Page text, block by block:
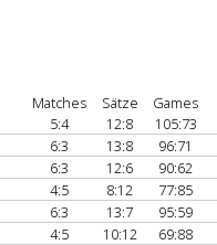
Matches Sätze Games
5:4 12:8 105:73
6:3 13:8 96:71
6:3 12:6 90:62
4:5 8:12 77:85
6:3 13:7 95:59
4:5 10:12 69:88